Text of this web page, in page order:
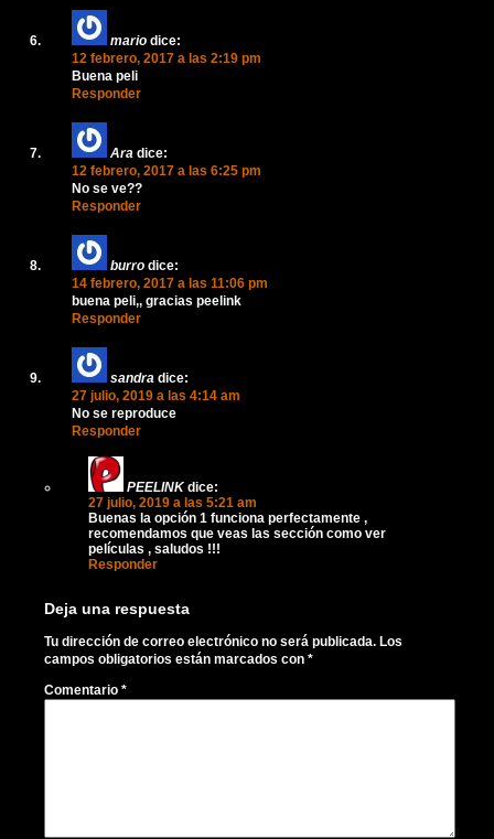
mario dice:
12 febrero, 2017 a las 2:19 pm
Buena peli
Responder
Ara dice:
12 febrero, 2017 a las 6:25 pm
No se ve??
Responder
burro dice:
14 febrero, 2017 a las 11:06 pm
buena peli,, gracias peelink
Responder
sandra dice:
27 julio, 2019 a las 4:14 am
No se reproduce
Responder
PEELINK dice:
27 julio, 2019 a las 5:21 am
Buenas la opción 1 funciona perfectamente ,
recomendamos que veas las sección como ver
películas , saludos !!!
Responder
Deja una respuesta
Tu dirección de correo electrónico no será publicada. Los
campos obligatorios están marcados con *
Comentario *